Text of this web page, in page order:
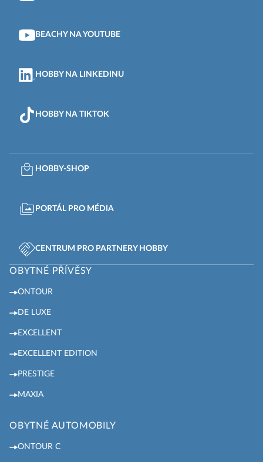
BEACHY NA YOUTUBE
HOBBY NA LINKEDINU
HOBBY NA TIKTOK
HOBBY-SHOP
PORTÁL PRO MÉDIA
CENTRUM PRO PARTNERY HOBBY
OBYTNÉ PŘÍVĚSY
ONTOUR
DE LUXE
EXCELLENT
EXCELLENT EDITION
PRESTIGE
MAXIA
OBYTNÉ AUTOMOBILY
ONTOUR C